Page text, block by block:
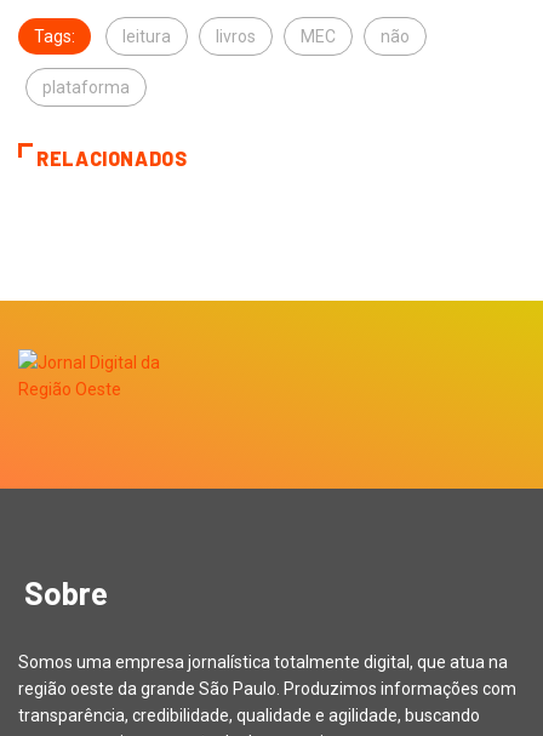
Tags: leitura livros MEC não
plataforma
RELACIONADOS
Sobre
Somos uma empresa jornalística totalmente digital, que atua na
região oeste da grande São Paulo. Produzimos informações com
transparência, credibilidade, qualidade e agilidade, buscando